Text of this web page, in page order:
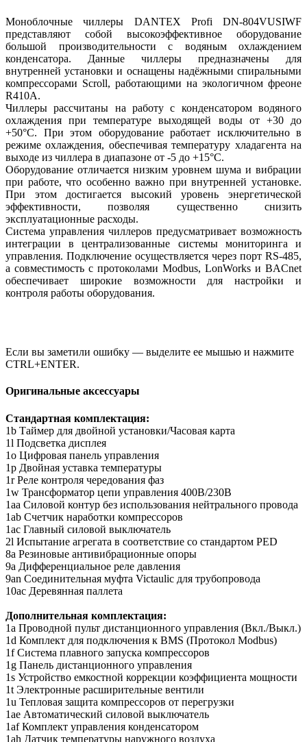
Моноблочные чиллеры DANTEX Profi DN-804VUSIWF
представляют собой высокоэффективное оборудование
большой производительности с водяным охлаждением
конденсатора. Данные чиллеры предназначены для
внутренней установки и оснащены надёжными спиральными
компрессорами Scroll, работающими на экологичном фреоне
R410A.
Чиллеры рассчитаны на работу с конденсатором водяного
охлаждения при температуре выходящей воды от +30 до
+50°C. При этом оборудование работает исключительно в
режиме охлаждения, обеспечивая температуру хладагента на
выходе из чиллера в диапазоне от -5 до +15°C.
Оборудование отличается низким уровнем шума и вибрации
при работе, что особенно важно при внутренней установке.
При этом достигается высокий уровень энергетической
эффективности, позволяя существенно снизить
эксплуатационные расходы.
Система управления чиллеров предусматривает возможность
интеграции в централизованные системы мониторинга и
управления. Подключение осуществляется через порт RS-485,
а совместимость с протоколами Modbus, LonWorks и BACnet
обеспечивает широкие возможности для настройки и
контроля работы оборудования.
Если вы заметили ошибку — выделите ее мышью и нажмите
CTRL+ENTER.
Оригинальные аксессуары
Стандартная комплектация:
1b Таймер для двойной установки/Часовая карта
1l Подсветка дисплея
1o Цифровая панель управления
1p Двойная уставка температуры
1r Реле контроля чередования фаз
1w Трансформатор цепи управления 400В/230В
1aa Силовой контур без использования нейтрального провода
1ab Счетчик наработки компрессоров
1ac Главный силовой выключатель
2l Испытание агрегата в соответствие со стандартом PED
8a Резиновые антивибрационные опоры
9a Дифференциальное реле давления
9an Соединительная муфта Victauliс для трубопровода
10ac Деревянная паллета
Дополнительная комплектация:
1a Проводной пульт дистанционного управления (Вкл./Выкл.)
1d Комплект для подключения к BMS (Протокол Modbus)
1f Система плавного запуска компрессоров
1g Панель дистанционного управления
1s Устройство емкостной коррекции коэффициента мощности
1t Электронные расширительные вентили
1u Тепловая защита компрессоров от перегрузки
1ae Автоматический силовой выключатель
1af Комплект управления конденсатором
1ah Датчик температуры наружного воздуха